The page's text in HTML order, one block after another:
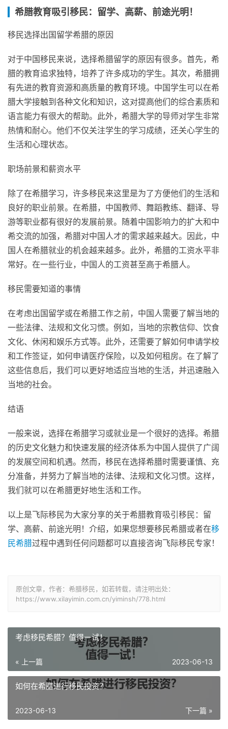
希腊教育吸引移民：留学、高薪、前途光明！
移民选择出国留学希腊的原因
对于中国移民来说，选择希腊留学的原因有很多。首先，希
腊的教育追求独特，培养了许多成功的学生。其次，希腊拥
有先进的教育资源和高质量的教育环境。中国学生可以在希
腊大学接触到各种文化和知识，这对提高他们的综合素质和
语言能力有很大的帮助。此外，希腊大学的导师对学生非常
热情和耐心。他们不仅关注学生的学习成绩，还关心学生的
生活和心理状态。
职场前景和薪资水平
除了在希腊学习，许多移民来这里是为了方便他们的生活和
良好的职业前景。在希腊，中国教师、舞蹈教练、翻译、导
游等职业都有很好的发展前景。随着中国影响力的扩大和中
希交流的加强，希腊对中国人才的需求越来越大。因此，中
国人在希腊就业的机会越来越多。此外，希腊的工资水平非
常好。在一些行业，中国人的工资甚至高于希腊人。
移民需要知道的事情
在考虑出国留学或在希腊工作之前，中国人需要了解当地的
一些法律、法规和文化习惯。例如，当地的宗教信仰、饮食
文化、休闲和娱乐方式等。此外，还需要了解如何申请学校
和工作签证，如何申请医疗保险，以及如何租房。在了解了
这些信息后，我们可以更好地适应当地的生活，并迅速融入
当地的社会。
结语
一般来说，选择在希腊学习或就业是一个很好的选择。希腊
的历史文化魅力和快速发展的经济体系为中国人提供了广阔
的发展空间和机遇。然而，移民在选择希腊时需要谨慎、充
分准备，并努力了解当地的法律、法规和文化习惯。这样，
我们就可以在希腊更好地生活和工作。
以上是飞际移民为大家分享的关于希腊教育吸引移民：留
学、高薪、前途光明！介绍，如果您想要移民希腊或者在移
民希腊过程中遇到任何问题都可以直接咨询飞际移民专家！
原创文章，作者：希腊移民，如若转载，请注明出处：
https://www.xilayimin.com.cn/yiminsh/778.html
考虑移民希腊？值得一试！
« 上一篇 2023-06-13
如何在希腊进行移民投资？
下一篇 »
2023-06-13